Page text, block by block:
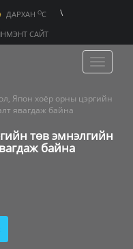
ДАРХАН OC
\
САЙТ
Toggle
Япон хоёр орны цэргийн
явагдаж байна
төв эмнэлгийн
байна